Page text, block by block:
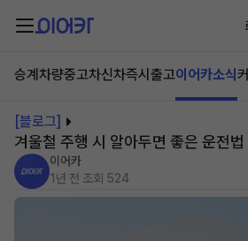
승계차량중고차신차즉시출고이어카소식
[블로그]
겨울철 주행 시 알아두면 좋은 운전법
이어카
1년 전 조회 524